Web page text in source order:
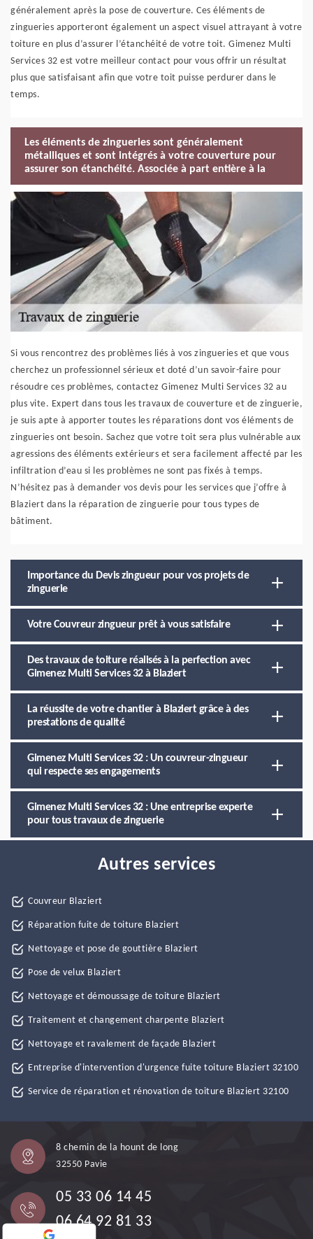
généralement après la pose de couverture. Ces éléments de
zingueries apporteront également un aspect visuel attrayant à votre
toiture en plus d’assurer l’étanchéité de votre toit. Gimenez Multi
Services 32 est votre meilleur contact pour vous offrir un résultat
plus que satisfaisant afin que votre toit puisse perdurer dans le
temps.
Les éléments de zingueries sont généralement
métalliques et sont intégrés à votre couverture pour
assurer son étanchéité. Associée à part entière à la
Si vous rencontrez des problèmes liés à vos zingueries et que vous
cherchez un professionnel sérieux et doté d’un savoir-faire pour
résoudre ces problèmes, contactez Gimenez Multi Services 32 au
plus vite. Expert dans tous les travaux de couverture et de zinguerie,
je suis apte à apporter toutes les réparations dont vos éléments de
zingueries ont besoin. Sachez que votre toit sera plus vulnérable aux
agressions des éléments extérieurs et sera facilement affecté par les
infiltration d’eau si les problèmes ne sont pas fixés à temps.
N’hésitez pas à demander vos devis pour les services que j’offre à
Blaziert dans la réparation de zinguerie pour tous types de
bâtiment.
Importance du Devis zingueur pour vos projets de
zinguerie
Votre Couvreur zingueur prêt à vous satisfaire
Des travaux de toiture réalisés à la perfection avec
Gimenez Multi Services 32 à Blaziert
La réussite de votre chantier à Blaziert grâce à des
prestations de qualité
Gimenez Multi Services 32 : Un couvreur-zingueur
qui respecte ses engagements
Gimenez Multi Services 32 : Une entreprise experte
pour tous travaux de zinguerie
Autres services
Couvreur Blaziert
Réparation fuite de toiture Blaziert
Nettoyage et pose de gouttière Blaziert
Pose de velux Blaziert
Nettoyage et démoussage de toiture Blaziert
Traitement et changement charpente Blaziert
Nettoyage et ravalement de façade Blaziert
Entreprise d'intervention d'urgence fuite toiture Blaziert 32100
Service de réparation et rénovation de toiture Blaziert 32100
8 chemin de la hount de long
32550 Pavie
05 33 06 14 45
06 64 92 81 33